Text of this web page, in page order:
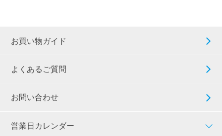
お買い物ガイド
よくあるご質問
お問い合わせ
営業日カレンダー